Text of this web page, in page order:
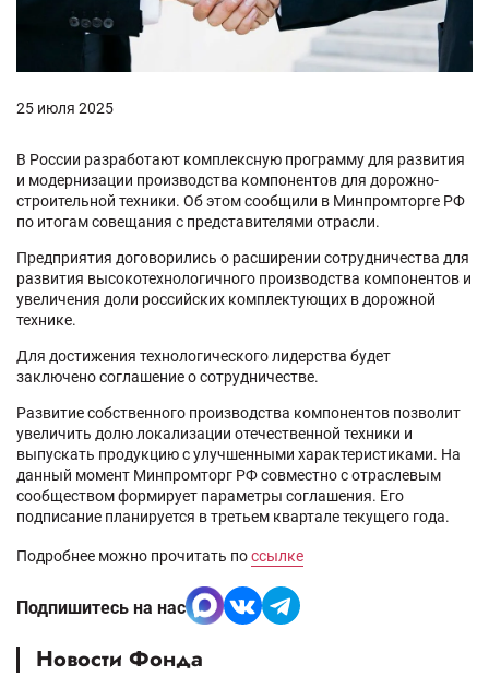
25 июля 2025
В России разработают комплексную программу для развития
и модернизации производства компонентов для дорожно-
строительной техники. Об этом сообщили в Минпромторге РФ
по итогам совещания с представителями отрасли.
Предприятия договорились о расширении сотрудничества для
развития высокотехнологичного производства компонентов и
увеличения доли российских комплектующих в дорожной
технике.
Для достижения технологического лидерства будет
заключено соглашение о сотрудничестве.
Развитие собственного производства компонентов позволит
увеличить долю локализации отечественной техники и
выпускать продукцию с улучшенными характеристиками. На
данный момент Минпромторг РФ совместно с отраслевым
сообществом формирует параметры соглашения. Его
подписание планируется в третьем квартале текущего года.
Подробнее можно прочитать поссылке
Подпишитесь на нас
Новости Фонда